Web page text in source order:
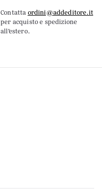
Contatta ordini@addeditore.it
per acquisto e spedizione
all’estero.